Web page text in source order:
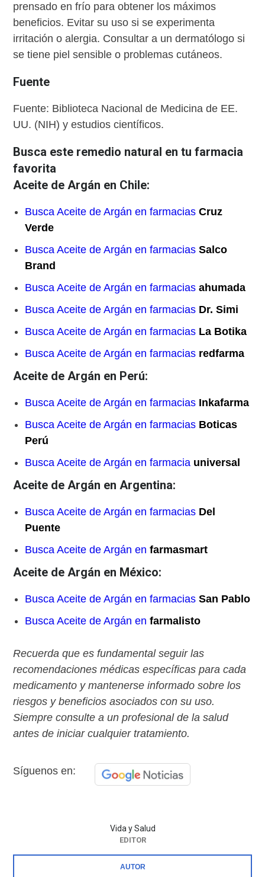
prensado en frío para obtener los máximos
beneficios. Evitar su uso si se experimenta
irritación o alergia. Consultar a un dermatólogo si
se tiene piel sensible o problemas cutáneos.
Fuente
Fuente: Biblioteca Nacional de Medicina de EE.
UU. (NIH) y estudios científicos.
Busca este remedio natural en tu farmacia
favorita
Aceite de Argán en Chile:
Busca Aceite de Argán en farmaciasCruz
Verde
Busca Aceite de Argán en farmaciasSalco
Brand
Busca Aceite de Argán en farmaciasahumada
Busca Aceite de Argán en farmacias Dr. Simi
Busca Aceite de Argán en farmacias La Botika
Busca Aceite de Argán en farmacias redfarma
Aceite de Argán en Perú:
Busca Aceite de Argán en farmacias Inkafarma
Busca Aceite de Argán en farmacias Boticas
Perú
Busca Aceite de Argán en farmacia universal
Aceite de Argán en Argentina:
Busca Aceite de Argán en farmacias Del
Puente
Busca Aceite de Argán enfarmasmart
Aceite de Argán en México:
Busca Aceite de Argán en farmaciasSan Pablo
Busca Aceite de Argán enfarmalisto
Recuerda que es fundamental seguir las
recomendaciones médicas específicas para cada
medicamento y mantenerse informado sobre los
riesgos y beneficios asociados con su uso.
Siempre consulte a un profesional de la salud
antes de iniciar cualquier tratamiento.
Síguenos en:
Vida y Salud
EDITOR
AUTOR